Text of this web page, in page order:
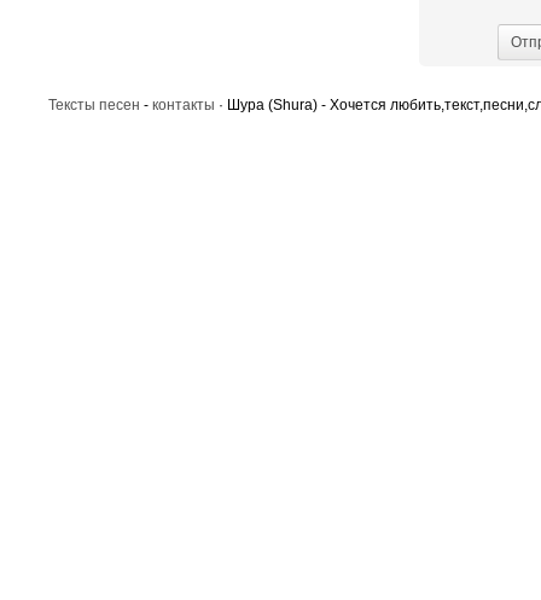
Тексты песен - контакты · Шура (Shura) - Хочется